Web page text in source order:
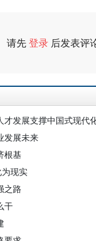
请先登录 后发表评
才发展支撑中国式现代
发展未来
根基
为现实
之路
干